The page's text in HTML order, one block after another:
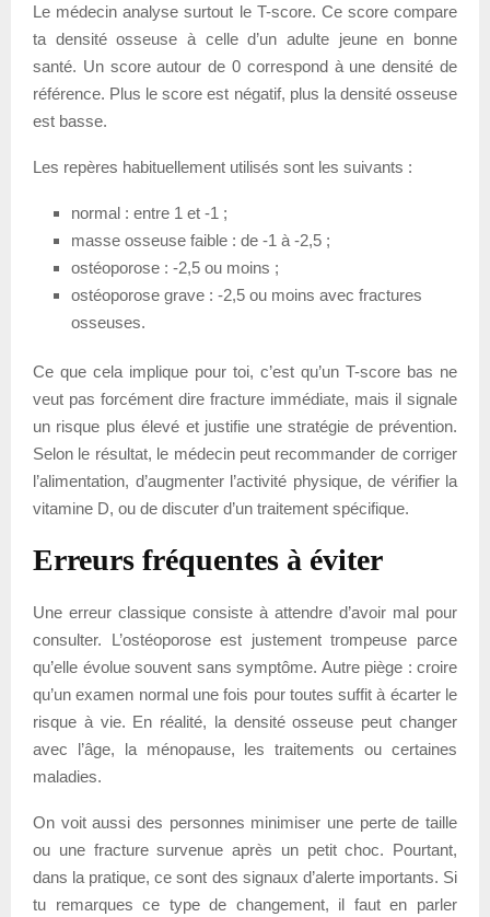
Le médecin analyse surtout le T-score. Ce score compare
ta densité osseuse à celle d’un adulte jeune en bonne
santé. Un score autour de 0 correspond à une densité de
référence. Plus le score est négatif, plus la densité osseuse
est basse.
Les repères habituellement utilisés sont les suivants :
normal : entre 1 et -1 ;
masse osseuse faible : de -1 à -2,5 ;
ostéoporose : -2,5 ou moins ;
ostéoporose grave : -2,5 ou moins avec fractures
osseuses.
Ce que cela implique pour toi, c’est qu’un T-score bas ne
veut pas forcément dire fracture immédiate, mais il signale
un risque plus élevé et justifie une stratégie de prévention.
Selon le résultat, le médecin peut recommander de corriger
l’alimentation, d’augmenter l’activité physique, de vérifier la
vitamine D, ou de discuter d’un traitement spécifique.
Erreurs fréquentes à éviter
Une erreur classique consiste à attendre d’avoir mal pour
consulter. L’ostéoporose est justement trompeuse parce
qu’elle évolue souvent sans symptôme. Autre piège : croire
qu’un examen normal une fois pour toutes suffit à écarter le
risque à vie. En réalité, la densité osseuse peut changer
avec l’âge, la ménopause, les traitements ou certaines
maladies.
On voit aussi des personnes minimiser une perte de taille
ou une fracture survenue après un petit choc. Pourtant,
dans la pratique, ce sont des signaux d’alerte importants. Si
tu remarques ce type de changement, il faut en parler